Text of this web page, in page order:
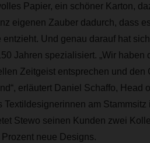
Papier, ein schöner Karton,
eigenen Zauber dadurch, dass
Und genau darauf hat
Jahren spezialisiert. „Wir haben
Zeitgeist entsprechen und den
erläutert Daniel Schaffo, Head
am Stammsitz
Stewo seinen Kunden zwei
neue Designs.